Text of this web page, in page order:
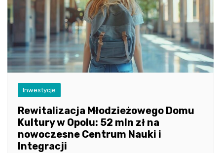
Inwestycje
Rewitalizacja Młodzieżowego Domu
Kultury w Opolu: 52 mln zł na
nowoczesne Centrum Nauki i
Integracji